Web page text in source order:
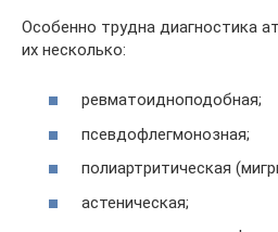
Особенно трудна диагностика
их несколько:
ревматоидноподобная;
псевдофлегмонозная;
полиартритическая
астеническая;